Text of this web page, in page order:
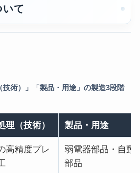
いて
技術）」「製品・用途」の製造3段階
理（技術） 製品・用途
高精度プレ
弱電器部品・自動
部品